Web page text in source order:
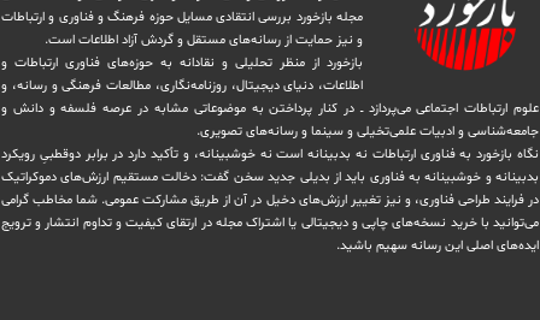
مجله بازخورد بررسی انتقادی مسایل حوزه فرهنگ و فناوری و ارتباطات
و نیز حمایت از رسانه‌های مستقل و‌ گردش ‏آزاد اطلاعات است.
بازخورد از منظر تحلیلی و نقادانه به حوزه‌های فناوری ارتباطات و
اطلاعات، دنیای دیجیتال، روزنامه‌نگاری، ‏مطالعات فرهنگی و رسانه، و
علوم ارتباطات اجتماعی می‌پردازد ــ در کنار پرداختن به موضوعاتی مشابه در عرصه فلسفه و دانش و
‏جامعه‌شناسی و ادبیات علمی‌تخیلی و سینما و رسانه‌های تصویری.
نگاه بازخورد به فناوری ارتباطات نه بدبینانه است نه خوشبینانه، و تأکید دارد ‏در برابر دوقطبیِ رویکرد
بدبینانه و خوشبینانه به فناوری باید از بدیلی جدید سخن گفت: دخالت مستقیم ارزش‌های دموکراتیک
در ‏فرایند طراحی فناوری، و نیز تغییر ارزش‌های دخيل در آن از طریق مشاركت عمومی. شما مخاطب گرامی
می‌توانید با خرید نسخه‌های چاپی و دیجیتالی یا ‏اشتراک مجله در ارتقای کیفیت و تداوم انتشار و ترویج
ایده‌های اصلی این رسانه سهیم باشید.